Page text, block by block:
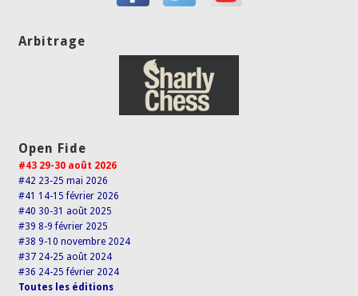
Arbitrage
Open Fide
#43 29-30 août 2026
#42 23-25 mai 2026
#41 14-15 février 2026
#40 30-31 août 2025
#39 8-9 février 2025
#38 9-10 novembre 2024
#37 24-25 août 2024
#36 24-25 février 2024
Toutes les éditions